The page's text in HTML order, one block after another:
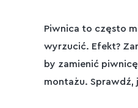
Piwnica to często
wyrzucić. Efekt?
by zamienić
montażu. Sprawdź,